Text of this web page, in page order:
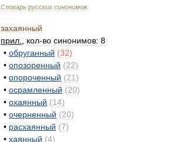
Словарь русских синонимов
захаянный
прил
кол-во синонимов: 8
• обруганный (32)
• опозоренный (22)
• опороченный (21)
• осрамленный (20)
• охаянный (14)
• очерненный (20)
• расхаянный (7)
• хаянный (4)